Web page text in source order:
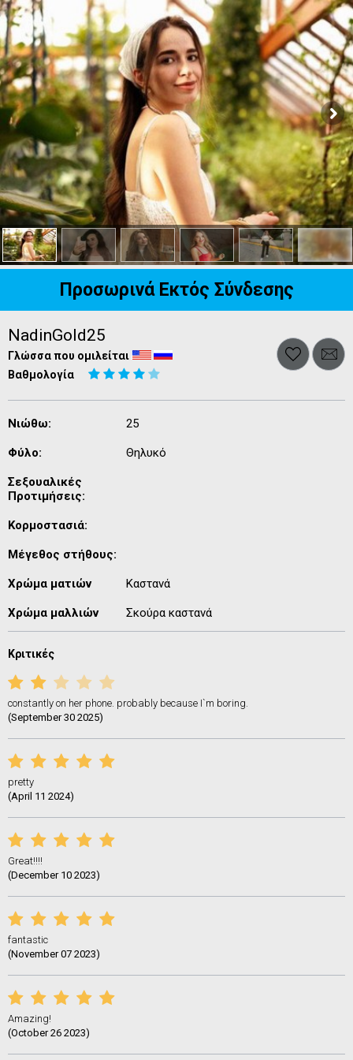
Προσωρινά Εκτός Σύνδεσης
NadinGold25
Γλώσσα που ομιλείται
Βαθμολογία
Νιώθω: 25
Φύλο: Θηλυκό
Σεξουαλικές
Προτιμήσεις:
Κορμοστασιά:
Μέγεθος στήθους:
Χρώμα ματιών Καστανά
Χρώμα μαλλιών Σκούρα καστανά
Κριτικές
constantly on her phone. probably because I`m boring.
(September 30 2025)
pretty
(April 11 2024)
Great!!!!
(December 10 2023)
fantastic
(November 07 2023)
Amazing!
(October 26 2023)